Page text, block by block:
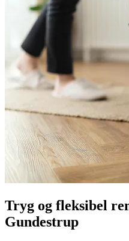
Tryg og fleksibel
Gundestrup